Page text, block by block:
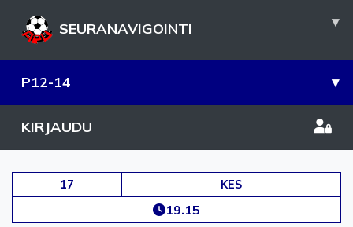
SEURANAVIGOINTI ▾
P12-14 ▾
KIRJAUDU
17 KES
19.15